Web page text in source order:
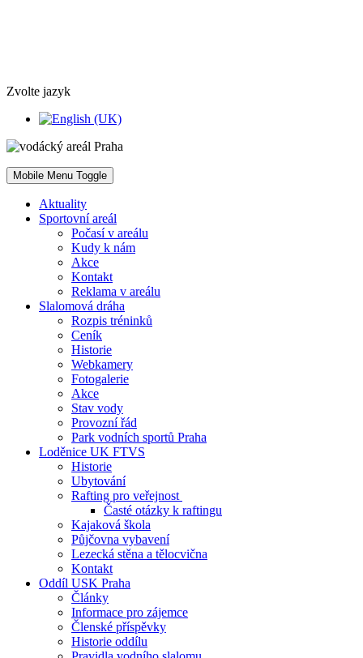
Zvolte jazyk
Mobile Menu Toggle
Aktuality
Sportovní areál
Počasí v areálu
Kudy k nám
Akce
Kontakt
Reklama v areálu
Slalomová dráha
Rozpis tréninků
Ceník
Historie
Webkamery
Fotogalerie
Akce
Stav vody
Provozní řád
Park vodních sportů Praha
Loděnice UK FTVS
Historie
Ubytování
Rafting pro veřejnost
Časté otázky k raftingu
Kajaková škola
Půjčovna vybavení
Lezecká stěna a tělocvična
Kontakt
Oddíl USK Praha
Články
Informace pro zájemce
Členské příspěvky
Historie oddílu